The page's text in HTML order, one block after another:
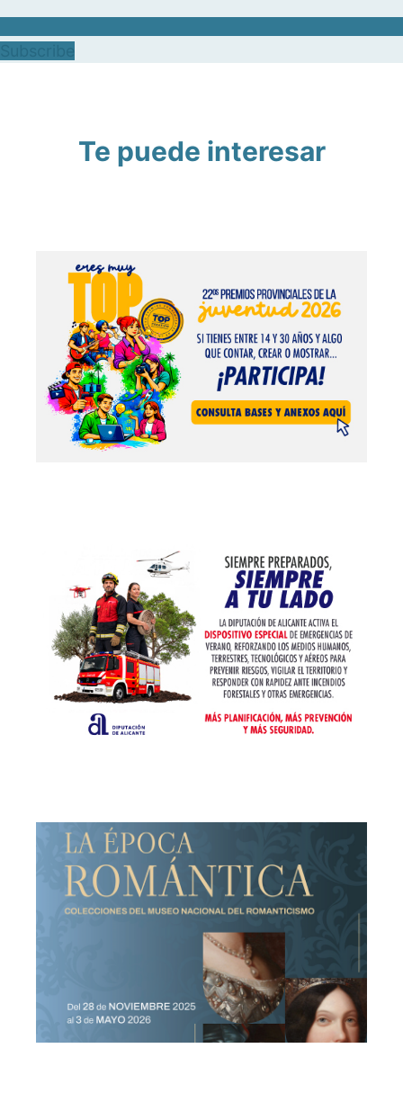
Te puede interesar